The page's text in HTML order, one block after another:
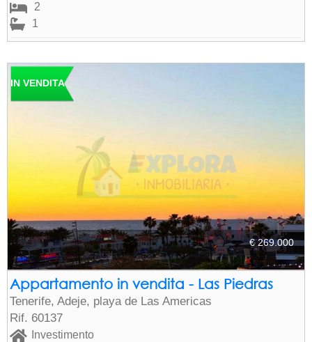
2
1
IN VENDITA
€ 269.000
Appartamento in vendita - Las Piedras
Tenerife, Adeje, playa de Las Americas
Rif. 60137
Investimento